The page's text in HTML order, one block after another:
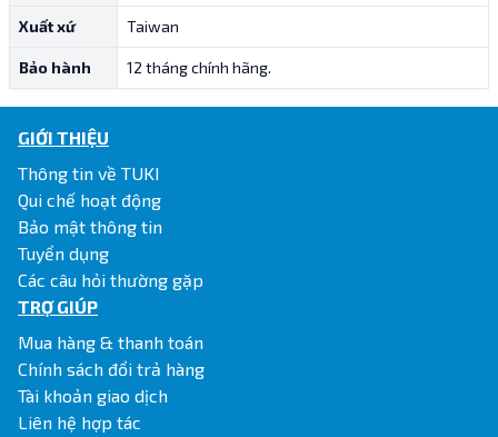
Xuất xứ Taiwan
Bảo hành 12 tháng chính hãng.
GIỚI THIỆU
Thông tin về TUKI
Qui chế hoạt động
Bảo mật thông tin
Tuyển dụng
Các câu hỏi thường gặp
TRỢ GIÚP
Mua hàng & thanh toán
Chính sách đổi trả hàng
Tài khoản giao dịch
Liên hệ hợp tác